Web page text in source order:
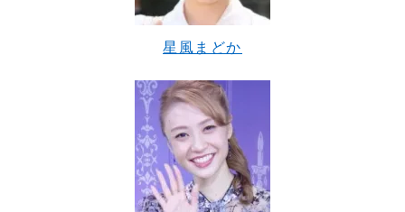
星風まどか